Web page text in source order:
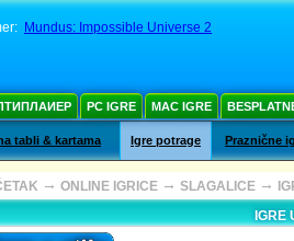
Mundus: Impossible Universe 2
PC IGRE MAC IGRE
tabli & kartama Igre potrage Praznične
→ ONLINE IGRICE → SLAGALICE →
IGRE